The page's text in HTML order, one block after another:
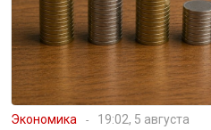
Экономика 19:02, 5 августа